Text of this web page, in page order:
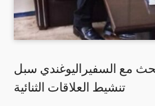
مع السفيراليوغندي سبل
تنشيط العلاقات الثنائية